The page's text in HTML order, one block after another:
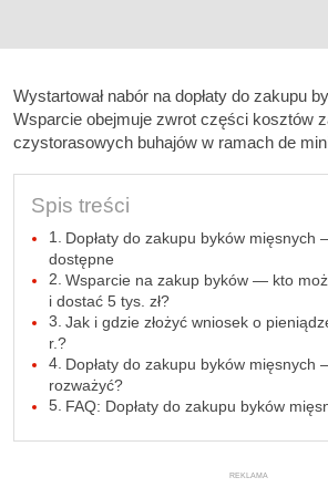
Wystartował nabór na dopłaty do zakupu
Wsparcie obejmuje zwrot części kosztów
czystorasowych buhajów w ramach de
Spis treści
Dopłaty do zakupu byków mięsnych
dostępne
Wsparcie na zakup byków — kto
i dostać 5 tys. zł?
Jak i gdzie złożyć wniosek o
r.?
Dopłaty do zakupu byków mięsnych
rozważyć?
FAQ: Dopłaty do zakupu byków
REKLAMA